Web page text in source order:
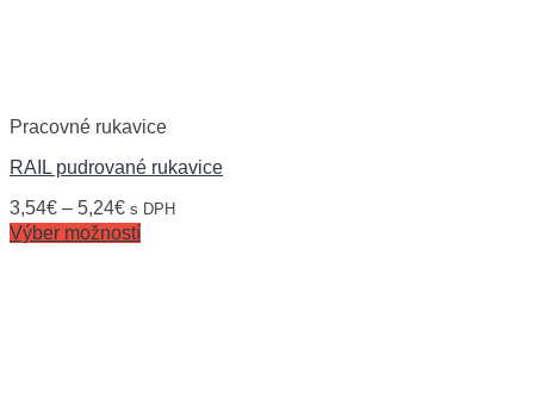
Pracovné rukavice
RAIL pudrované rukavice
3,54€ – 5,24€ s DPH
Výber možností